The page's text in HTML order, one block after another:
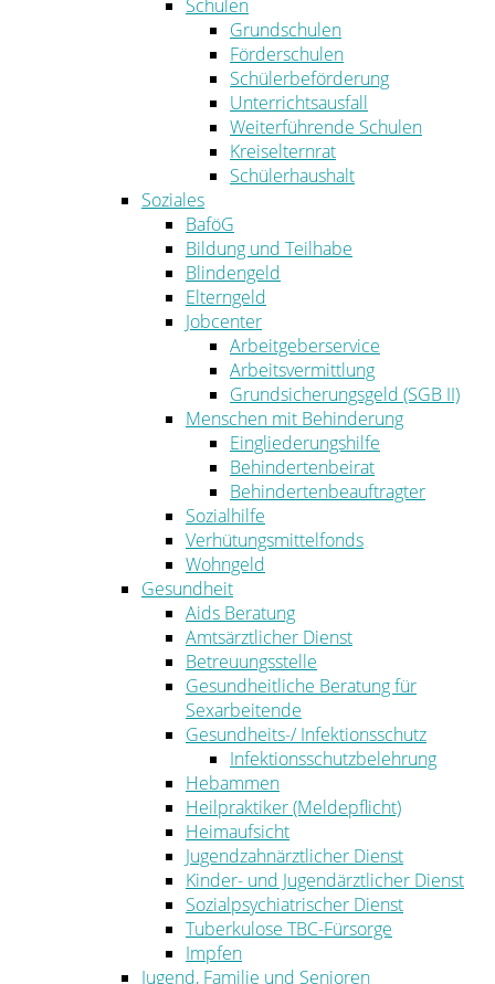
Schulen
Grundschulen
Förderschulen
Schülerbeförderung
Unterrichtsausfall
Weiterführende Schulen
Kreiselternrat
Schülerhaushalt
Soziales
BaföG
Bildung und Teilhabe
Blindengeld
Elterngeld
Jobcenter
Arbeitgeberservice
Arbeitsvermittlung
Grundsicherungsgeld (SGB II)
Menschen mit Behinderung
Eingliederungshilfe
Behindertenbeirat
Behindertenbeauftragter
Sozialhilfe
Verhütungsmittelfonds
Wohngeld
Gesundheit
Aids Beratung
Amtsärztlicher Dienst
Betreuungsstelle
Gesundheitliche Beratung für
Sexarbeitende
Gesundheits-/ Infektionsschutz
Infektionsschutzbelehrung
Hebammen
Heilpraktiker (Meldepflicht)
Heimaufsicht
Jugendzahnärztlicher Dienst
Kinder- und Jugendärztlicher Dienst
Sozialpsychiatrischer Dienst
Tuberkulose TBC-Fürsorge
Impfen
Jugend, Familie und Senioren